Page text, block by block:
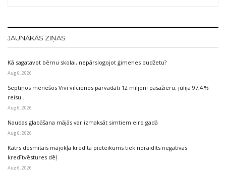
JAUNĀKĀS ZIŅAS
Kā sagatavot bērnu skolai, nepārslogojot ģimenes budžetu?
Aug 6, 2026
Septiņos mēnešos Vivi vilcienos pārvadāti 12 miljoni pasažieru; jūlijā 97,4 %
reisu…
Aug 6, 2026
Naudas glabāšana mājās var izmaksāt simtiem eiro gadā
Aug 6, 2026
Katrs desmitais mājokļa kredīta pieteikums tiek noraidīts negatīvas
kredītvēstures dēļ
Aug 6, 2026